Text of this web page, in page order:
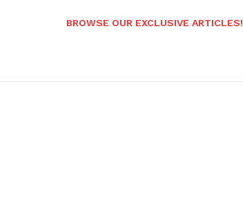
BROWSE OUR EXCLUSIVE ARTICLES!